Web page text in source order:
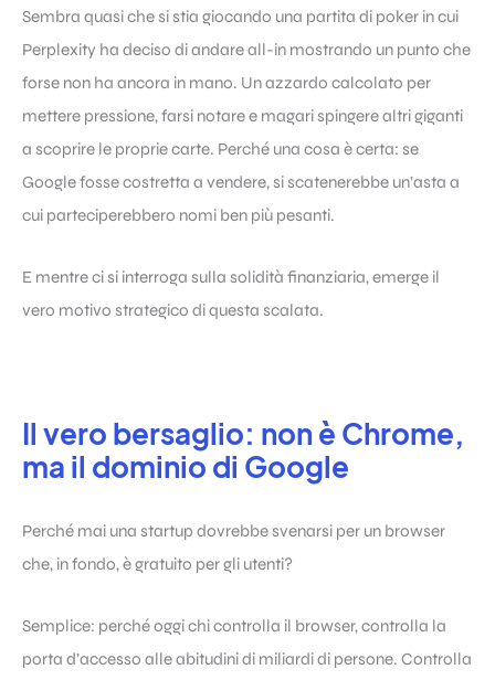
Sembra quasi che si stia giocando una partita di poker in cui
Perplexity ha deciso di andare all-in mostrando un punto che
forse non ha ancora in mano. Un azzardo calcolato per
mettere pressione, farsi notare e magari spingere altri giganti
a scoprire le proprie carte. Perché una cosa è certa: se
Google fosse costretta a vendere, si scatenerebbe un’asta a
cui parteciperebbero nomi ben più pesanti.
E mentre ci si interroga sulla solidità finanziaria, emerge il
vero motivo strategico di questa scalata.
Il vero bersaglio: non è Chrome,
ma il dominio di Google
Perché mai una startup dovrebbe svenarsi per un browser
che, in fondo, è gratuito per gli utenti?
Semplice: perché oggi chi controlla il browser, controlla la
porta d’accesso alle abitudini di miliardi di persone. Controlla